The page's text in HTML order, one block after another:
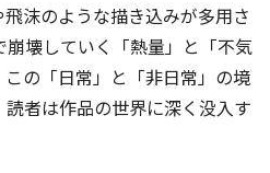
沫のような描き込みが多用さ
壊していく「熱量」と「不気
の「日常」と「非日常」の境
者は作品の世界に深く没入す